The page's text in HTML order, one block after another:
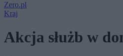
Zero.pl
Kraj
Akcja służb w